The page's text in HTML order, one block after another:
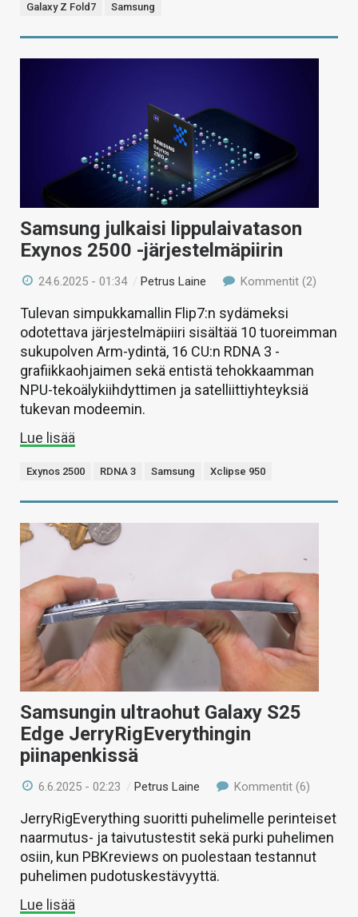
Galaxy Z Fold7
Samsung
Samsung julkaisi lippulaivatason
Exynos 2500 -järjestelmäpiirin
24.6.2025 - 01:34 / Petrus Laine Kommentit (2)
Tulevan simpukkamallin Flip7:n sydämeksi
odotettava järjestelmäpiiri sisältää 10 tuoreimman
sukupolven Arm-ydintä, 16 CU:n RDNA 3 -
grafiikkaohjaimen sekä entistä tehokkaamman
NPU-tekoälykiihdyttimen ja satelliittiyhteyksiä
tukevan modeemin.
Lue lisää
Exynos 2500 RDNA 3 Samsung Xclipse 950
Samsungin ultraohut Galaxy S25
Edge JerryRigEverythingin
piinapenkissä
6.6.2025 - 02:23 /Petrus Laine Kommentit (6)
JerryRigEverything suoritti puhelimelle perinteiset
naarmutus- ja taivutustestit sekä purki puhelimen
osiin, kun PBKreviews on puolestaan testannut
puhelimen pudotuskestävyyttä.
Lue lisää